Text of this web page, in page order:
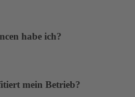
habe ich?
mein Betrieb?